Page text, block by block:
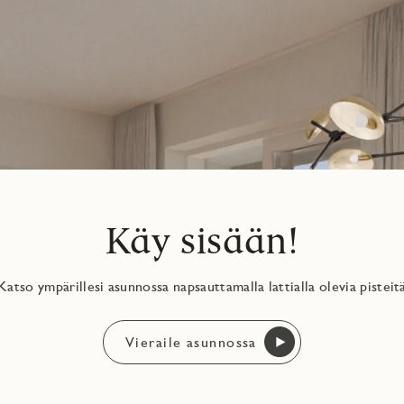
Käy sisään!
ympärillesi asunnossa napsauttamalla lattialla olevia
Vieraile asunnossa